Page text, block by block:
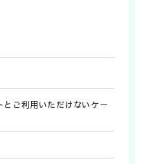
ご利用いただけないケー